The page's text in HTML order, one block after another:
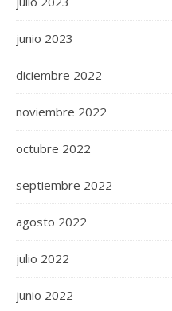
junio 2023
diciembre 2022
noviembre 2022
octubre 2022
septiembre 2022
agosto 2022
julio 2022
junio 2022